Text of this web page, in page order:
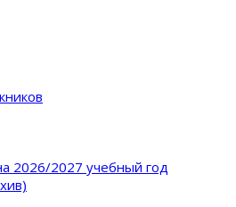
2026/2027 учебный год